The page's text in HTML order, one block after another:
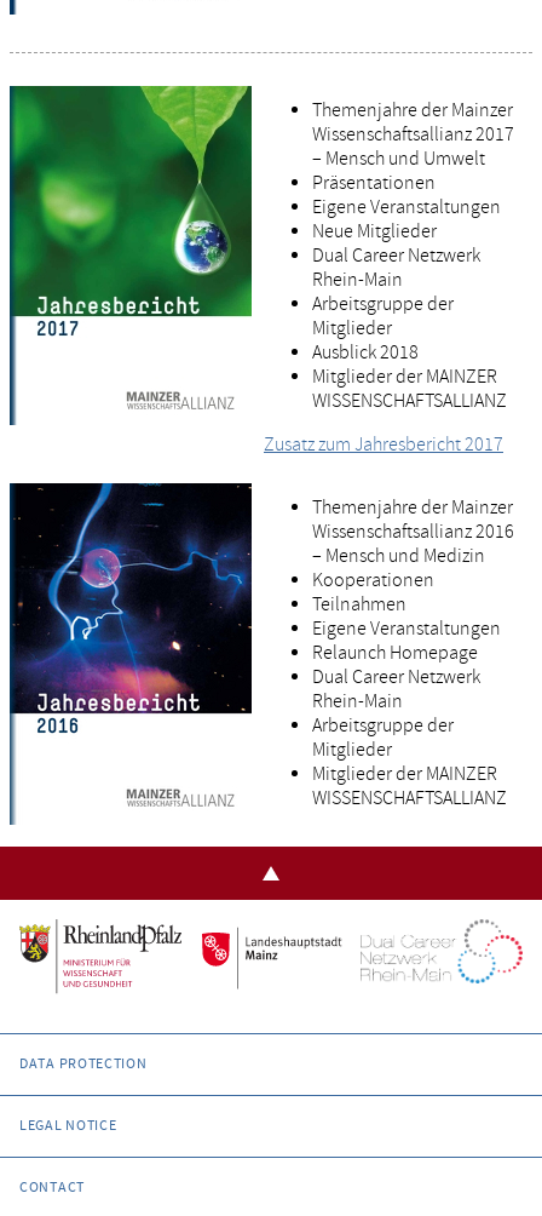
Themenjahre der Mainzer
Wissenschaftsallianz 2017
– Mensch und Umwelt
Präsentationen
Eigene Veranstaltungen
Neue Mitglieder
Dual Career Netzwerk
Rhein-Main
Arbeitsgruppe der
Mitglieder
Ausblick 2018
Mitglieder der MAINZER
WISSENSCHAFTSALLIANZ
Zusatz zum Jahresbericht 2017
Themenjahre der Mainzer
Wissenschaftsallianz 2016
– Mensch und Medizin
Kooperationen
Teilnahmen
Eigene Veranstaltungen
Relaunch Homepage
Dual Career Netzwerk
Rhein-Main
Arbeitsgruppe der
Mitglieder
Mitglieder der MAINZER
WISSENSCHAFTSALLIANZ
DATA PROTECTION
LEGAL NOTICE
CONTACT